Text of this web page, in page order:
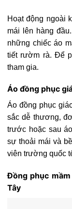
Hoạt động ngoài
mái lên hàng
những chiếc áo
tiết rườm rà. Để
tham gia.
Áo đồng phục
Áo đồng phục
sắc dễ thương,
trước hoặc sau
sự thoải mái và
viên trường quốc
Đồng phục
Tây